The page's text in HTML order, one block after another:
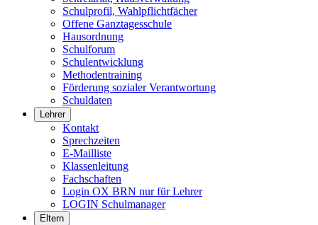
Schulprofil, Wahlpflichtfächer
Offene Ganztagesschule
Hausordnung
Schulforum
Schulentwicklung
Methodentraining
Förderung sozialer Verantwortung
Schuldaten
Lehrer
Kontakt
Sprechzeiten
E-Mailliste
Klassenleitung
Fachschaften
Login OX BRN nur für Lehrer
LOGIN Schulmanager
Eltern